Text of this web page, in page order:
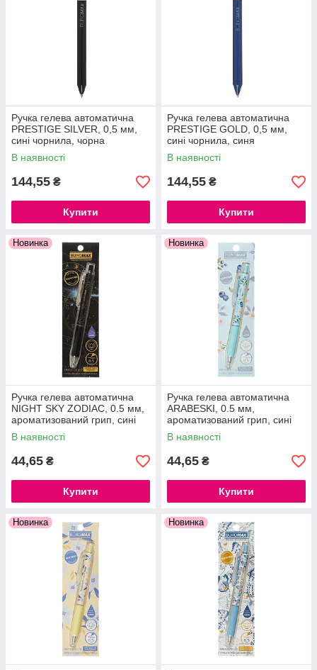
Ручка гелева автоматична
PRESTIGE SILVER, 0,5 мм,
сині чорнила, чорна
В наявності
144,55 ₴
Купити
Ручка гелева автоматична
PRESTIGE GOLD, 0,5 мм,
сині чорнила, синя
В наявності
144,55 ₴
Купити
Новинка
Ручка гелева автоматична
NIGHT SKY ZODIAC, 0.5 мм,
ароматизований грип, сині
чорнила
В наявності
44,65 ₴
Купити
Новинка
Ручка гелева автоматична
ARABESKI, 0.5 мм,
ароматизований грип, сині
чорнила, в блістері.
В наявності
44,65 ₴
Купити
Новинка Новинка